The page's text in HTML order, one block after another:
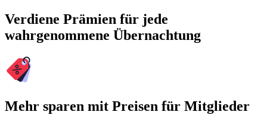
Verdiene Prämien für jede
wahrgenommene Übernachtung
Mehr sparen mit Preisen für Mitglieder